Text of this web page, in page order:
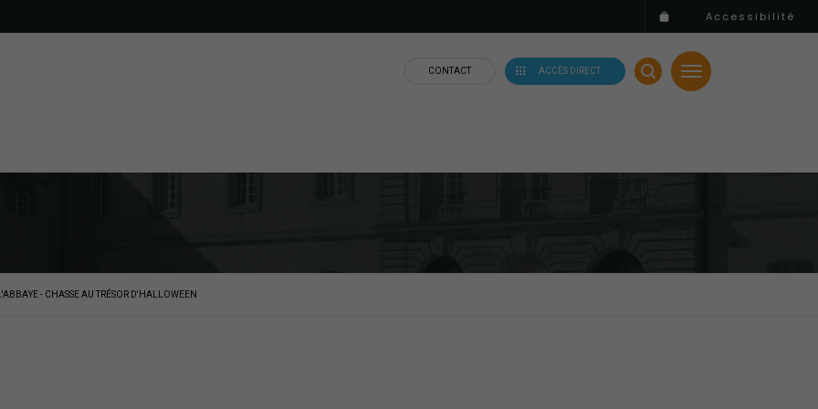
Accessibilité
CONTACT ACCÈS DIRECT
- CHASSE AU TRÉSOR D'HALLOWEEN